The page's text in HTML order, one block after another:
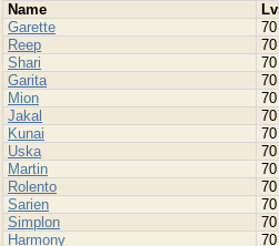
Namе Lvl
Garette
70
Reep
70
Shari
70
Garita
70
Mion
70
Jakal
70
Kunai
70
Uska
70
Martin
70
Rolento
70
Sarien
70
Simplon
70
Harmony
70